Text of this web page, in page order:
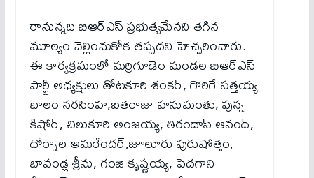
రానున్నది బిఆర్ఎస్ ప్రభుత్వమేనని తగిన
మూల్యం చెల్లించుకోక తప్పదని హెచ్చరించారు.
ఈ కార్యక్రమంలో మర్రిగూడెం మండల బిఆర్ఎస్
పార్టీ అధ్యక్షులు తోటకూరి శంకర్, గొరిగే సత్తయ్య
బాలం నరసింహ,ఐతరాజు హనుమంతు, పున్న
కిషోర్, చిలుకూరి అంజయ్య, తిరందాస్ ఆనంద్,
దోర్నాల అమరేందర్,జూలూరు పురుషోత్తం,
బావండ్ల శ్రీను, గంజి కృష్ణయ్య, పెదగాని